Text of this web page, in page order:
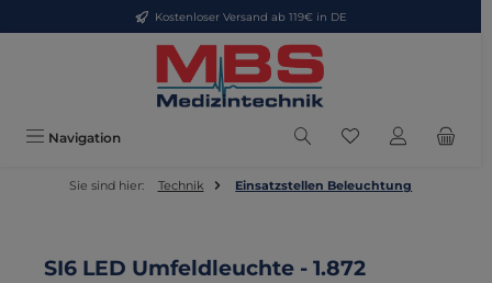
Zum Hauptinhalt springenKostenloser Versand ab 119€ in DE
Navigation Du hast 0
Sie sind hier: Technik Einsatzstellen Beleuchtung
SI6 LED Umfeldleuchte - 1.872